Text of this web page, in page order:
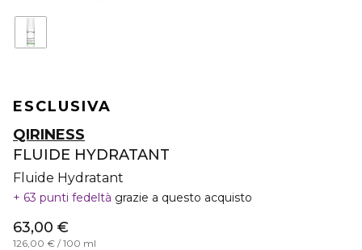
ESCLUSIVA
QIRINESS
FLUIDE HYDRATANT
Fluide Hydratant
63 punti fedeltà grazie a questo acquisto
63,00 €
126,00 € / 100 ml